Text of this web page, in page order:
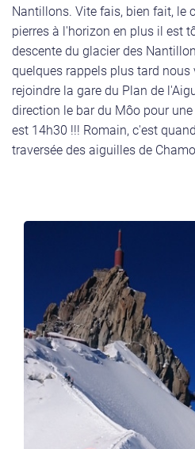
Nantillons. Vite fais, bien fait, le
pierres à l'horizon en plus il est
descente du glacier des
quelques rappels plus tard
rejoindre la gare du Plan de
direction le bar du Môo pour
est 14h30 !!! Romain, c'est
traversée des aiguilles de